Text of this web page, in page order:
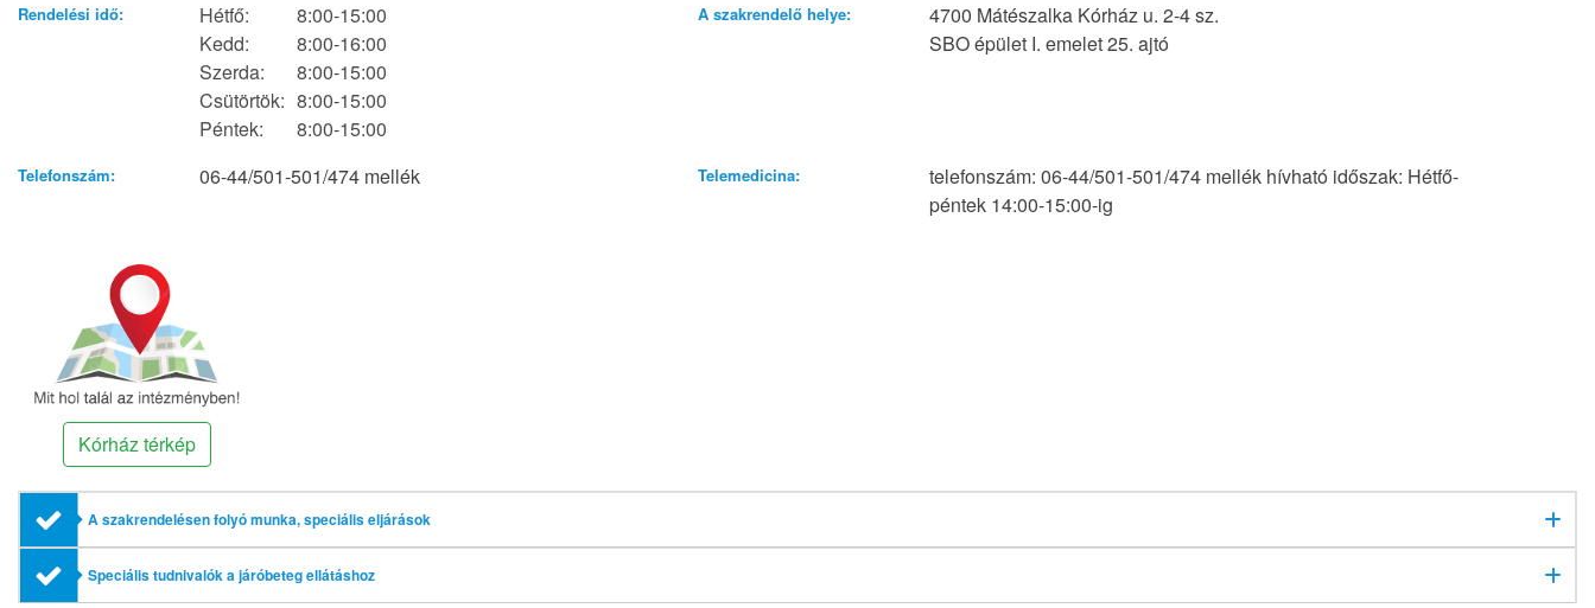
Rendelési idő: Hétfő:
8:00-15:00
Kedd:
8:00-16:00
Szerda:
8:00-15:00
Csütörtök: 8:00-15:00
Péntek:
8:00-15:00
A szakrendelő helye:
4700 Mátészalka Kórház u. 2-4 sz.
SBO épület I. emelet 25. ajtó
Telefonszám: 06-44/501-501/474 mellék Telemedicina:
telefonszám: 06-44/501-501/474 mellék hívható időszak: Hétfő-
péntek 14:00-15:00-ig
Kórház térkép
A szakrendelésen folyó munka, speciális eljárások
Speciális tudnivalók a járóbeteg ellátáshoz